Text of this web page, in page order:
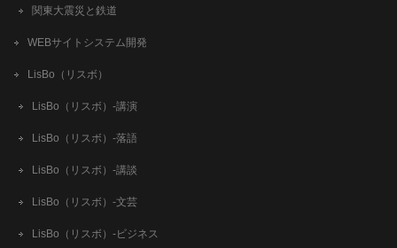
関東大震災と鉄道
WEBサイトシステム開発
LisBo（リスボ）
LisBo（リスボ）-講演
LisBo（リスボ）-落語
LisBo（リスボ）-講談
LisBo（リスボ）-文芸
LisBo（リスボ）-ビジネス